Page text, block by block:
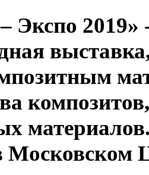
Экспо 2019»
Московском